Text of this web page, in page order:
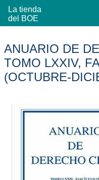
La tienda
del BOE
ANUARIO DE
TOMO LXXIV,
(OCTUBRE-